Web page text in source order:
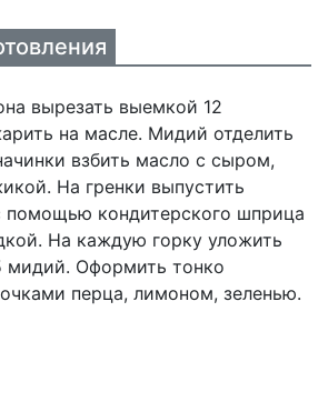
вырезать выемкой 12
на масле. Мидий отделить
взбить масло с сыром,
На гренки выпустить
помощью кондитерского шприца
На каждую горку уложить
мидий. Оформить тонко
перца, лимоном, зеленью.